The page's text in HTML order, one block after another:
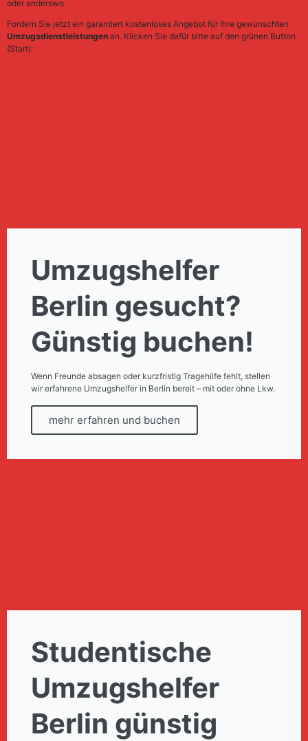
oder anderswo.
Fordern Sie jetzt ein garantiert kostenloses Angebot für Ihre gewünschten
Umzugsdienstleistungen an. Klicken Sie dafür bitte auf den grünen Button
(Start):
Umzugshelfer
Berlin gesucht?
Günstig buchen!
Wenn Freunde absagen oder kurzfristig Tragehilfe fehlt, stellen
wir erfahrene Umzugshelfer in Berlin bereit – mit oder ohne Lkw.
mehr erfahren und buchen
Studentische
Umzugshelfer
Berlin günstig